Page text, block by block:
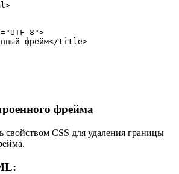
8">
фрейм</title>
фрейма
свойством CSS для удаления границы